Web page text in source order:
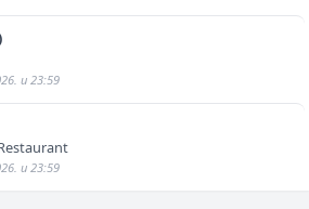
u 23:59
u 23:59